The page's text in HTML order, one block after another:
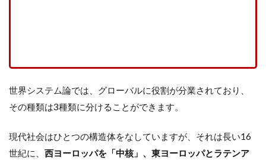
世界システム論では、グローバルに役割が分業されており、
その種類は3種類に分けることができます。
現代社会はひとつの構造体をなしていますが、それは長い16
世紀に、 西ヨーロッパを「中核」、東ヨーロッパとラテンア